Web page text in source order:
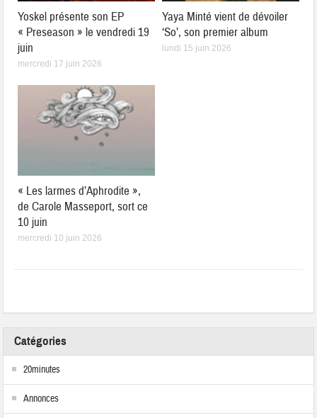
Yoskel présente son EP
« Preseason » le vendredi 19
juin
mercredi 17 juin 2026
Yaya Minté vient de dévoiler
‘So’, son premier album
lundi 15 juin 2026
« Les larmes d’Aphrodite »,
de Carole Masseport, sort ce
10 juin
mercredi 10 juin 2026
Catégories
20minutes
Annonces